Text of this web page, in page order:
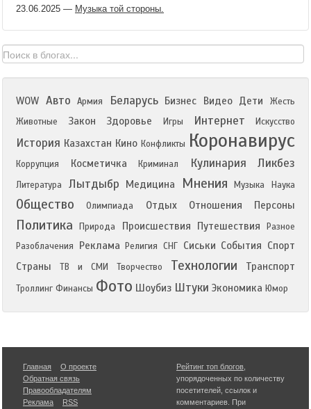
23.06.2025 — Музыка той стороны.
WOW Авто Армия Беларусь Бизнес Видео Дети
Жесть
Животные
Закон Здоровье Игры Интернет Искусство
История Казахстан Кино Конфликты Коронавирус
Коррупция Косметичка Криминал Кулинария Ликбез
Литература Лытдыбр Медицина Мнения Музыка Наука
Общество Олимпиада Отдых Отношения Персоны
Политика Природа Происшествия Путешествия
Разное
Разоблачения
Реклама Религия СНГ Сиськи События Спорт
Страны
ТВ и СМИ Творчество Технологии Транспорт
Троллинг Финансы Фото Шоубиз Штуки Экономика Юмор
Главная
О проекте
Обратная связь
Правообладателям
Реклама
RSS
Рейтинг топ блогов
упорядоченных по количеству
посетителей, ссылок и
комментариев. При